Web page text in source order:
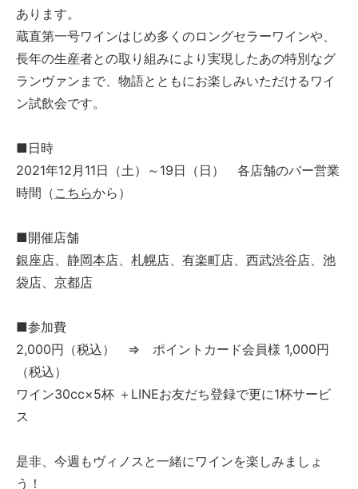
あります。
蔵直第一号ワインはじめ多くのロングセラーワインや、
長年の生産者との取り組みにより実現したあの特別なグ
ランヴァンまで、物語とともにお楽しみいただけるワイ
ン試飲会です。
■日時
2021年12月11日（土）～19日（日） 各店舗のバー営業
時間（ こちらから）
■開催店舗
銀座店
静岡本店 札幌店 有楽町店 西武渋谷店
池
袋店
京都店
■参加費
2,000円（税込） ⇒ ポイントカード会員様 1,000円
（税込）
ワイン30cc×5杯 ＋LINEお友だち登録で更に1杯サービ
ス
是非、今週もヴィノスと一緒にワインを楽しみましょ
う！